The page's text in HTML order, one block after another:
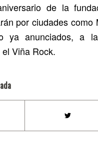
de la
por ciudades
ya anunciados, a
Viña Rock.